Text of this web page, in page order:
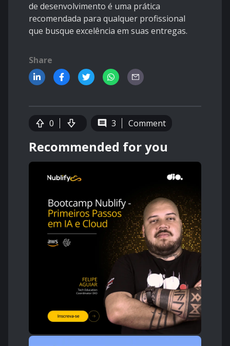
de desenvolvimento é uma prática
recomendada para qualquer profissional
que busque excelência em suas entregas.
Share
0 3 Comment
Recommended for you